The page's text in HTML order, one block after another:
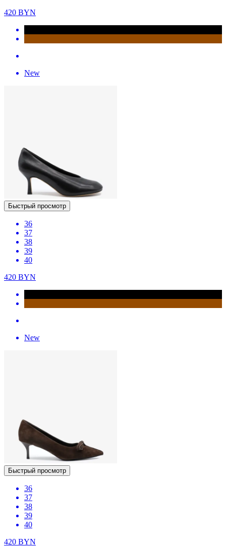
420 BYN
New
Быстрый просмотр
36
37
38
39
40
420 BYN
New
Быстрый просмотр
36
37
38
39
40
420 BYN